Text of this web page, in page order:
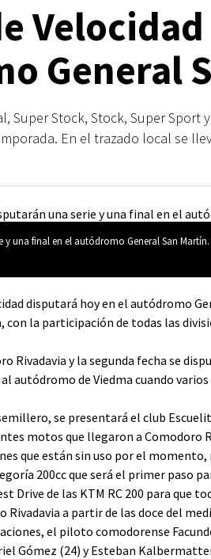
General
Super Stock, Stock, Super Sport
En el trazado local se
una final en el autódromo General San Martín.
disputará hoy en el autódromo
con la participación de todas las
Rivadavia y la segunda fecha se
autódromo de Viedma cuando
se presentará el club
motos que llegaron a Comodoro
que están sin uso por el
200cc que será el primer paso
Drive de las KTM RC 200 para que
a partir de las doce del
el piloto comodorense
Gómez (24) y Esteban